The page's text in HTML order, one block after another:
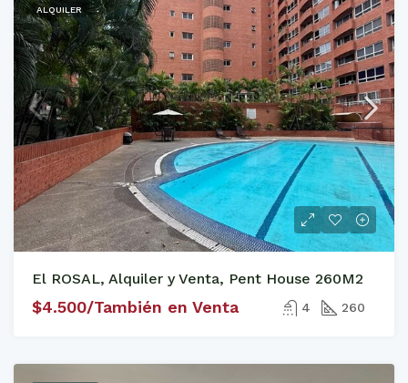
ALQUILER
El ROSAL, Alquiler y Venta, Pent House 260M2
$4.500/También en Venta 4 260